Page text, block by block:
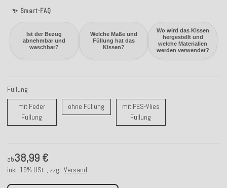
✨ Smart-FAQ
Ist der Bezug
abnehmbar und
waschbar?
Welche Maße und
Füllung hat das
Kissen?
Wo wird das Kissen
hergestellt und
welche Materialien
werden verwendet?
Füllung
mit Feder
Füllung mit Feder Füllung
ohne Füllung ohne Füllung
mit PES-Vlies
Füllung
ab38,99 €
inkl. 19% USt. , zzgl. Versand